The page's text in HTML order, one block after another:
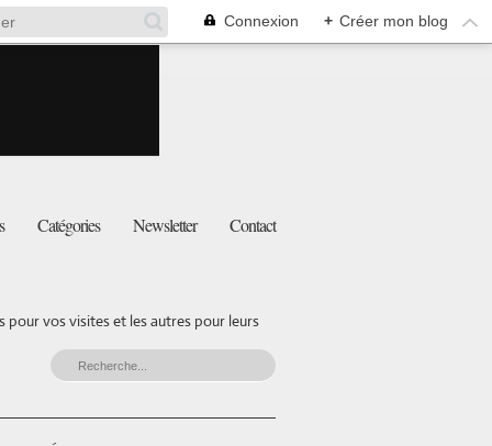
Connexion + Créer mon blog
Catégories Newsletter Contact
vos visites et les autres pour leurs